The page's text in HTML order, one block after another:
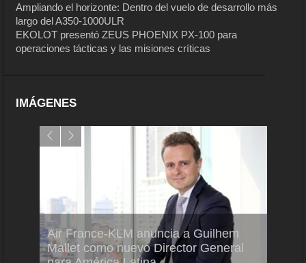
Ampliando el horizonte: Dentro del vuelo de desarrollo más
largo del A350-1000ULR
EKOLOT presentó ZEUS PHOENIX PX-100 para
operaciones tácticas y las misiones críticas
IMÁGENES
Air France-KLM anuncia a Guilhem
Mallet como nuevo Director General